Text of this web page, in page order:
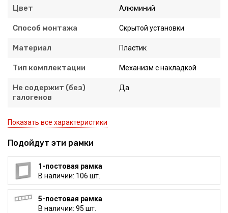
Цвет Алюминий
Способ монтажа Скрытой установки
Материал Пластик
Тип комплектации Механизм с накладкой
Не содержит (без)
галогенов
Да
Показать все характеристики
Подойдут эти рамки
1-постовая рамка
В наличии: 106 шт.
5-постовая рамка
В наличии: 95 шт.